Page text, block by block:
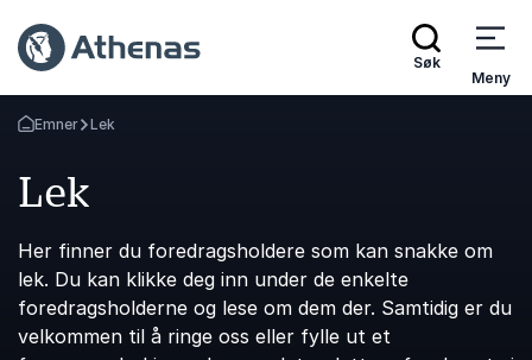
Søk
Meny
Gå tilbake til startsiden
Emner Lek
Lek
Her finner du foredragsholdere som kan snakke om
lek. Du kan klikke deg inn under de enkelte
foredragsholderne og lese om dem der. Samtidig er du
velkommen til å ringe oss eller fylle ut et